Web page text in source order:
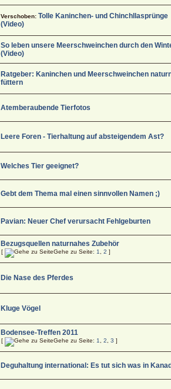
Verschoben:Tolle Kaninchen- und Chinchllasprünge
(Video)
So leben unsere Meerschweinchen durch den
(Video)
Ratgeber: Kaninchen und Meerschweinchen
füttern
Atemberaubende Tierfotos
Leere Foren - Tierhaltung auf absteigendem Ast?
Welches Tier geeignet?
Gebt dem Thema mal einen sinnvollen Namen ;)
Pavian: Neuer Chef verursacht Fehlgeburten
Bezugsquellen naturnahes Zubehör
[ Gehe zu Seite: 1 ,2 ]
Die Nase des Pferdes
Kluge Vögel
Bodensee-Treffen 2011
[ Gehe zu Seite: 1 ,2 ,3 ]
Deguhaltung international: Es tut sich was in